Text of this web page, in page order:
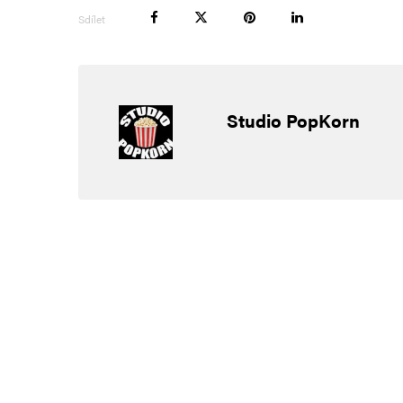
Uložit do prohlížeče jméno, e-mail a webovou stránku pro
Sdílet
Studio PopKorn